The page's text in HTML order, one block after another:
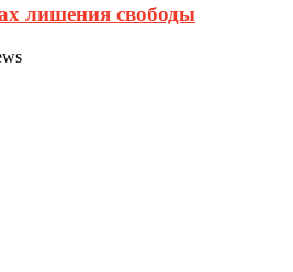
лишения свободы